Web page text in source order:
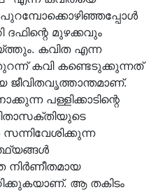
പുറമ്പോക്കൊഴിഞ്ഞപ്പോൾ
ദഫിന്റെ മുഴക്കവും
കവിത എന്ന
കവി കണ്ടെടുക്കുന്നത്
പള്ളിക്കാടിന്റെ
നിർണീതമായ
ആ തകിടം